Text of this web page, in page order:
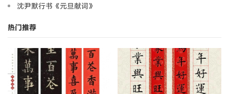
沈尹默行书《元旦献词》
热门推荐